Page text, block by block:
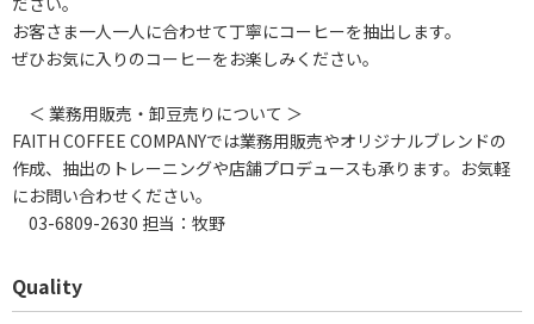
お客さま一人一人に合わせて丁寧にコーヒーを抽出します。
ぜひお気に入りのコーヒーをお楽しみください。
＜ 業務用販売・卸豆売りについて ＞
FAITH COFFEE COMPANYでは業務用販売やオリジナルブレンドの
作成、抽出のトレーニングや店舗プロデュースも承ります。お気軽
にお問い合わせください。
03-6809-2630 担当：牧野
Quality